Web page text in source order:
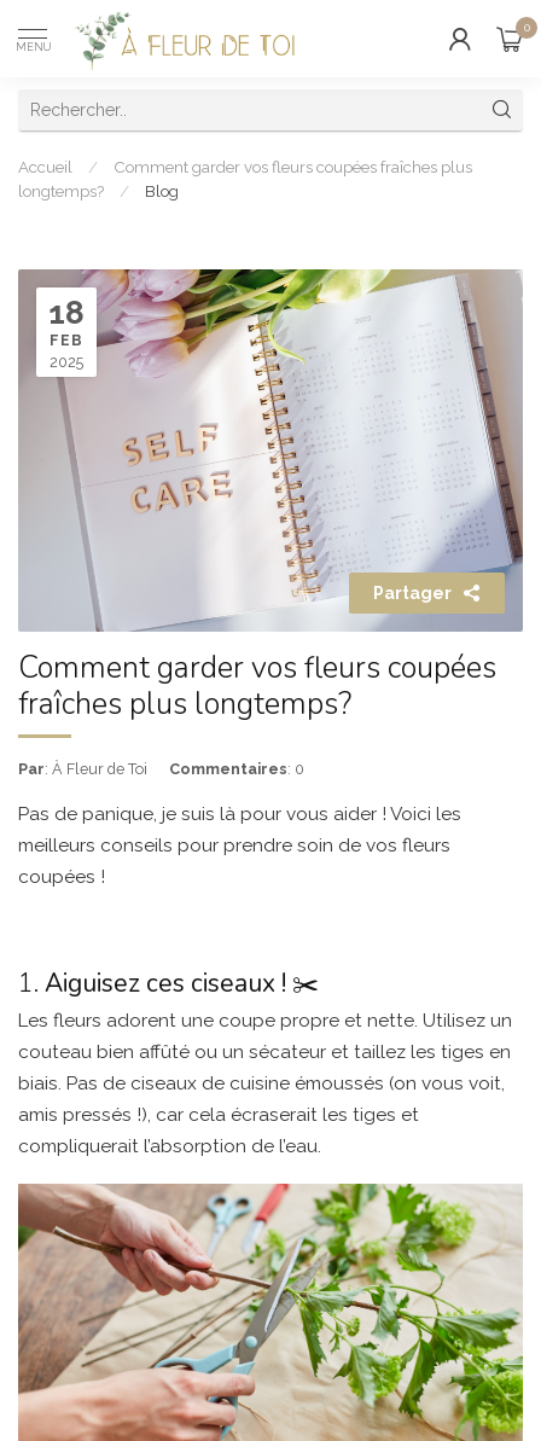
MENU
0
Accueil /
Comment garder vos fleurs coupées fraîches plus
longtemps?
/ Blog
18
FEB
2025
Partager
Comment garder vos fleurs coupées
fraîches plus longtemps?
Par: À Fleur de Toi Commentaires: 0
Pas de panique, je suis là pour vous aider ! Voici les
meilleurs conseils pour prendre soin de vos fleurs
coupées !
1. Aiguisez ces ciseaux ! ✂️
Les fleurs adorent une coupe propre et nette. Utilisez un
couteau bien affûté ou un sécateur et taillez les tiges en
biais. Pas de ciseaux de cuisine émoussés (on vous voit,
amis pressés !), car cela écraserait les tiges et
compliquerait l’absorption de l’eau.